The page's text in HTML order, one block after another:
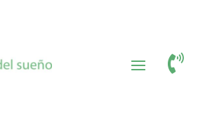

$ Pruebas diagnósticas $